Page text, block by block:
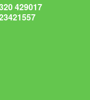
429017